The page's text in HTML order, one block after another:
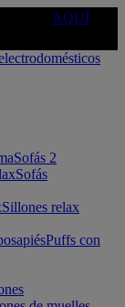
AQUÍ
Sofás 2
Sofás
Sillones relax
Puffs con